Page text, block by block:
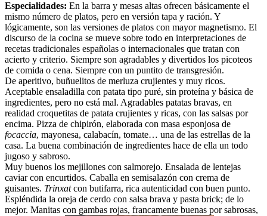
Especialidades: En la barra y mesas altas ofrecen básicamente el
mismo número de platos, pero en versión tapa y ración. Y
lógicamente, son las versiones de platos con mayor magnetismo. El
discurso de la cocina se mueve sobre todo en interpretaciones de
recetas tradicionales españolas o internacionales que tratan con
acierto y criterio. Siempre son agradables y divertidos los picoteos
de comida o cena. Siempre con un puntito de transgresión.
De aperitivo, buñuelitos de merluza crujientes y muy ricos.
Aceptable ensaladilla con patata tipo puré, sin proteína y básica de
ingredientes, pero no está mal. Agradables patatas bravas, en
realidad croquetitas de patata crujientes y ricas, con las salsas por
encima. Pizza de chipirón, elaborada con masa esponjosa de
focaccia, mayonesa, calabacín, tomate… una de las estrellas de la
casa. La buena combinación de ingredientes hace de ella un todo
jugoso y sabroso.
Muy buenos los mejillones con salmorejo. Ensalada de lentejas
caviar con encurtidos. Caballa en semisalazón con crema de
guisantes. Trinxatcon butifarra, rica autenticidad con buen punto.
Espléndida la oreja de cerdo con salsa brava y pasta brick; de lo
mejor. Manitas con gambas rojas, francamente buenas por sabrosas,